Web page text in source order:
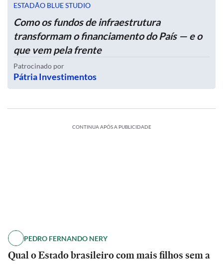
ESTADÃO BLUE STUDIO
Como os fundos de infraestrutura
transformam o financiamento do País — e o
que vem pela frente
Patrocinado por
Pátria Investimentos
CONTINUA APÓS A PUBLICIDADE
PEDRO FERNANDO NERY
Qual o Estado brasileiro com mais filhos sem a